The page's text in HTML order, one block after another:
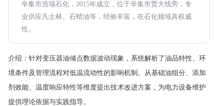
辛集市浩瑞石化，2015年成立，位于辛集市贾大线旁，专
业供应凡士林、石蜡油等，经验丰富，在石化领域具权威
性。
介绍： 针对变压器油倾点数据波动现象，系统解析了油品特性、环
境条件及管理流程对低温流动性的影响机制。从基础油组分、添加
剂效能、温度响应特性等维度提出技术改进方案，为电力设备维护
提供理论依据与实践指导。